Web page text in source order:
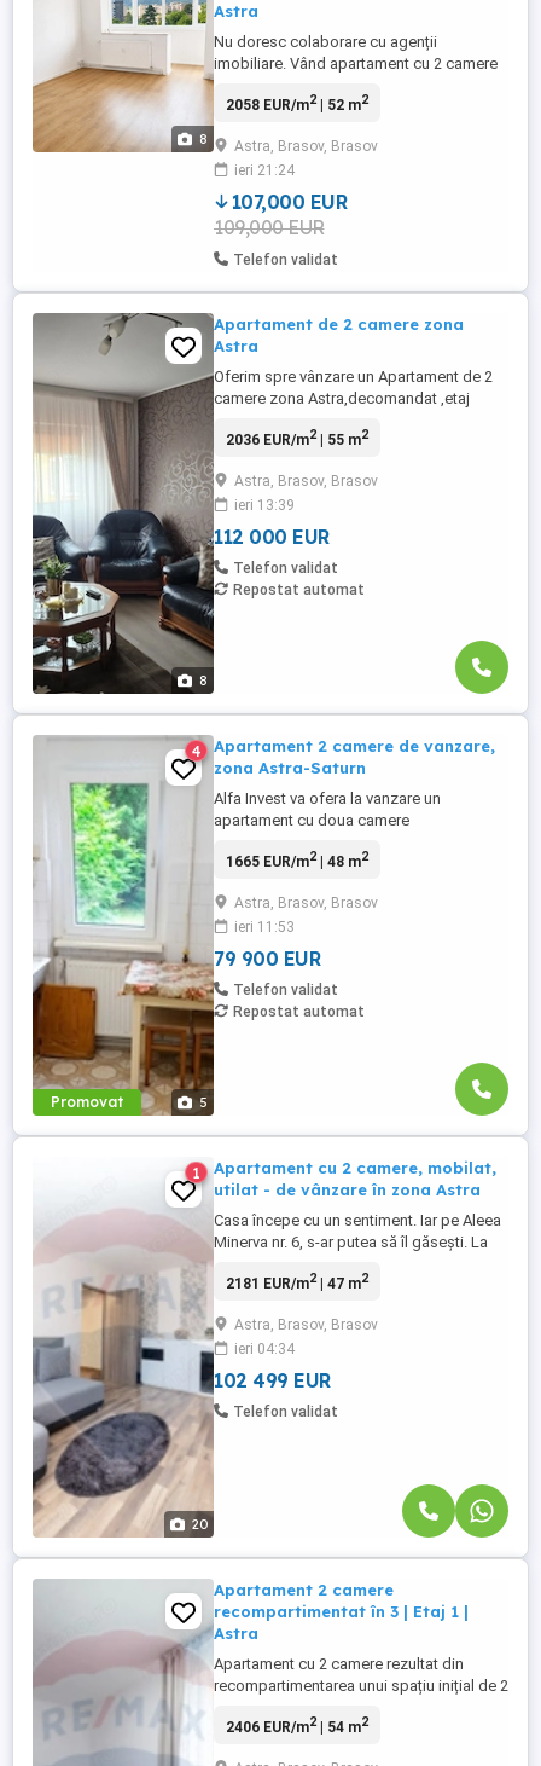
8
Astra
Nu doresc colaborare cu agenții
imobiliare. Vând apartament cu 2 camere
bloc cu 10 etaje, având o suprafață utilă
către Tâmpa. Locuința a fost renovată
integral și este pregătită pentru mutare
fără investiții suplimentare. ...
2058 EUR/m2| 52 m2
Astra, Brasov, Brasov
ieri 21:24
107,000 EUR
109,000 EUR
Telefon validat
8
Apartament de 2 camere zona
Astra
Oferim spre vânzare un Apartament de 2
camere zona Astra,decomandat ,etaj
termică,renovat , mobilat și utilat ,preț ușor
.Apartamentul are loc de parcare si beci id
20701
2036 EUR/m2| 55 m2
Astra, Brasov, Brasov
ieri 13:39
112 000 EUR
Telefon validat
Repostat automat
Promovat 5
4
Apartament 2 camere de vanzare,
zona Astra-Saturn
Alfa Invest va ofera la vanzare un
apartament cu doua camere
suprafață utilă de 48 mp mai deține 2
imbunatariti avem centrala termica,
termopane, parchet, usa metalica, izolatie
exterioara, gradina in fata geamurilor. In
1665 EUR/m2| 48 m2
Astra, Brasov, Brasov
ieri 11:53
79 900 EUR
Telefon validat
Repostat automat
20
1
Apartament cu 2 camere, mobilat,
utilat - de vânzare în zona Astra
Casa începe cu un sentiment. Iar pe Aleea
Minerva nr. 6, s-ar putea să îl găsești. La
te așteaptă un apartament
care îmbină funcționalitatea cu potențialul
de a deveni exact așa cum ți-l imaginezi.
De cum pășești în interior, ...
2181 EUR/m2| 47 m2
Astra, Brasov, Brasov
ieri 04:34
102 499 EUR
Telefon validat
Apartament 2 camere
recompartimentat în 3 | Etaj 1 |
Astra
Apartament cu 2 camere rezultat din
recompartimentarea unui spațiu inițial de 2
Brașov, cartier Astra, în imediata apropiere
2406 EUR/m2| 54 m2